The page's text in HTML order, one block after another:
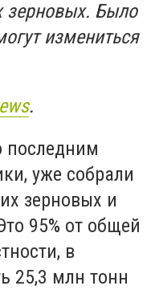
зерновых. Было
измениться
.
уже собрали
зерновых и
95% от общей
в
25,3 млн тонн